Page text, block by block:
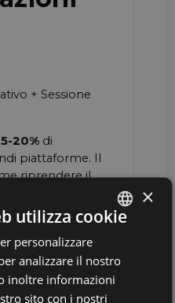
ITALIAN
×
utilizza cookie
personalizzare
analizzare il nostro
inoltre informazioni
sito con i nostri